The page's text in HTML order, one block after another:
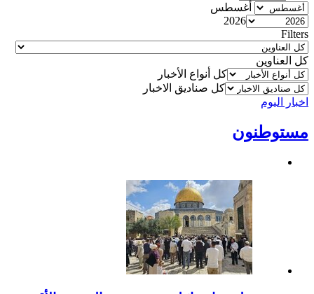
أغسطس
2026
Filters
كل العناوين
كل أنواع الأخبار
كل صناديق الاخبار
اخبار الیوم
مستوطنون